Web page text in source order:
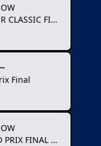
第9競技 NOSAN Presents JUMPER CLASSIC FINAL
Final
第13競技 RALPH LAUREN GRAND PRIX FINAL 150cmクラス